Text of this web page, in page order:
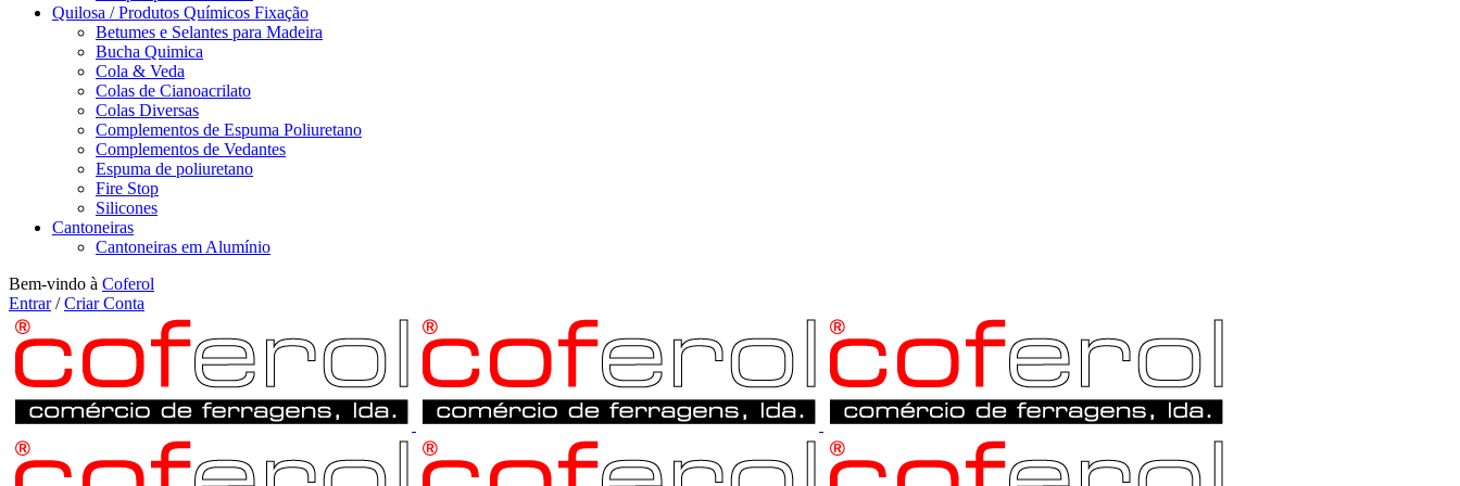
Quilosa / Produtos Químicos Fixação
Betumes e Selantes para Madeira
Bucha Quimica
Cola & Veda
Colas de Cianoacrilato
Colas Diversas
Complementos de Espuma Poliuretano
Complementos de Vedantes
Espuma de poliuretano
Fire Stop
Silicones
Cantoneiras
Cantoneiras em Alumínio
Bem-vindo à Coferol
Entrar/Criar Conta